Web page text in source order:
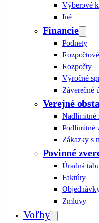
Výberové
Iné
Financie
Podnety
Rozpočty
Výročné
Záverečné
Verejné
Nadlimitné
Podlimitné
Zákazky s
Povinné
Úradná
Faktúry
Zmluvy
Voľby